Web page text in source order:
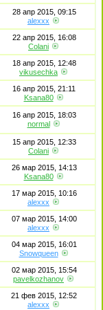
28 апр 2015, 09:15
alexxx
22 апр 2015, 16:08
Colani
18 апр 2015, 12:48
vikusechka
16 апр 2015, 21:11
Ksana80
16 апр 2015, 18:03
normal
15 апр 2015, 12:33
Colani
26 мар 2015, 14:13
Ksana80
17 мар 2015, 10:16
alexxx
07 мар 2015, 14:00
alexxx
04 мар 2015, 16:01
Snowqueen
02 мар 2015, 15:54
pavelkozhanov
21 фев 2015, 12:52
alexxx